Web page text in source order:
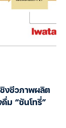
ชิงชีวภาพผลิต
ม “ซันโทรี่”